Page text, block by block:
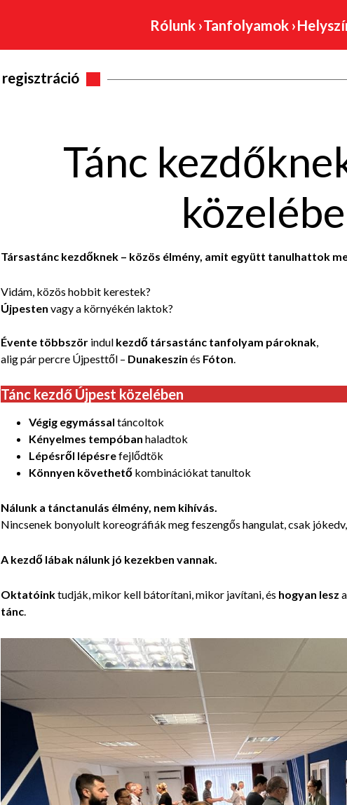
Rólunk ›Tanfolyamok ›
regisztráció
Tánc
Társastánc kezdőknek – közös élmény, amit együtt tanulhattok
Vidám, közös hobbit kerestek?
Újpesten vagy a környékén laktok?
Évente többször indul kezdő társastánc tanfolyam pároknak,
alig pár percre Újpesttől – Dunakeszin és Fóton.
Tánc kezdő Újpest közelében
Végig egymással táncoltok
Kényelmes tempóban haladtok
Lépésről lépésrefejlődtök
Könnyen követhető kombinációkat tanultok
Nálunk a tánctanulás élmény, nem kihívás.
Nincsenek bonyolult koreográfiák meg feszengős hangulat, csak
A kezdő lábak nálunk jó kezekben vannak.
Oktatóinktudják, mikor kell bátorítani, mikor javítani, és hogyan lesz
tánc.